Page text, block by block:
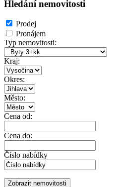
Hledání nemovitosti
Prodej
Pronájem
Typ nemovitosti:
Kraj:
Okres:
Město:
Cena od:
Cena do:
Číslo nabídky